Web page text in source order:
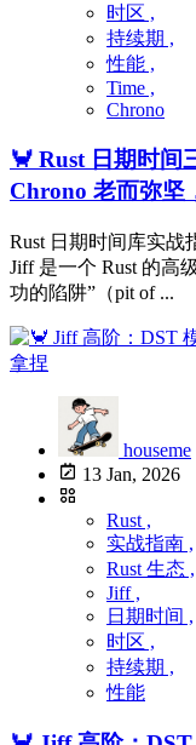
时区 ,
持续期 ,
性能 ,
Time ,
Chrono
🦀 Rust 日期时间
Chrono 老而弥坚
Rust 日期时间库实战
Jiff 是一个 Rust 的高
功的陷阱”（pit of ...
houseme
13 Jan, 2026
Rust ,
实战指南 ,
Rust 生态 ,
Jiff ,
日期时间 ,
时区 ,
持续期 ,
性能